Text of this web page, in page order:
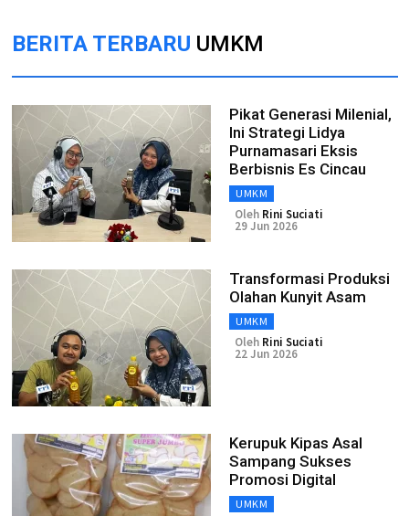
BERITA TERBARU UMKM
Pikat Generasi Milenial,
Ini Strategi Lidya
Purnamasari Eksis
Berbisnis Es Cincau
UMKM
Oleh Rini Suciati
29 Jun 2026
Transformasi Produksi
Olahan Kunyit Asam
UMKM
Oleh Rini Suciati
22 Jun 2026
Kerupuk Kipas Asal
Sampang Sukses
Promosi Digital
UMKM